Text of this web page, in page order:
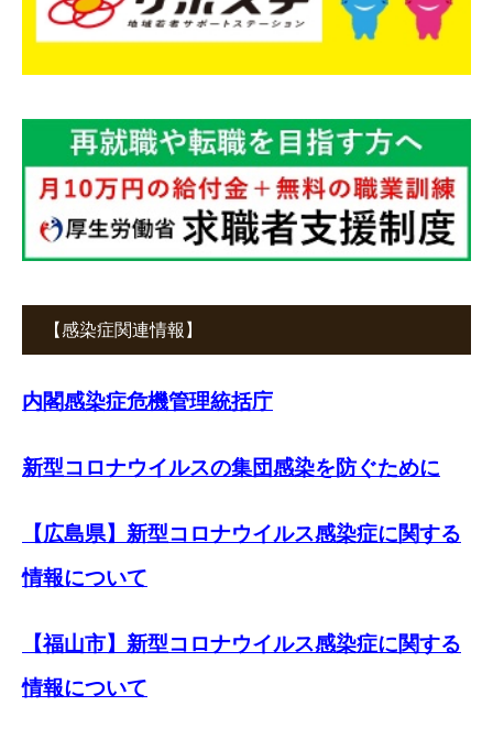
【感染症関連情報】
内閣感染症危機管理統括庁
新型コロナウイルスの集団感染を防ぐために
【広島県】新型コロナウイルス感染症に関する
情報について
【福山市】新型コロナウイルス感染症に関する
情報について